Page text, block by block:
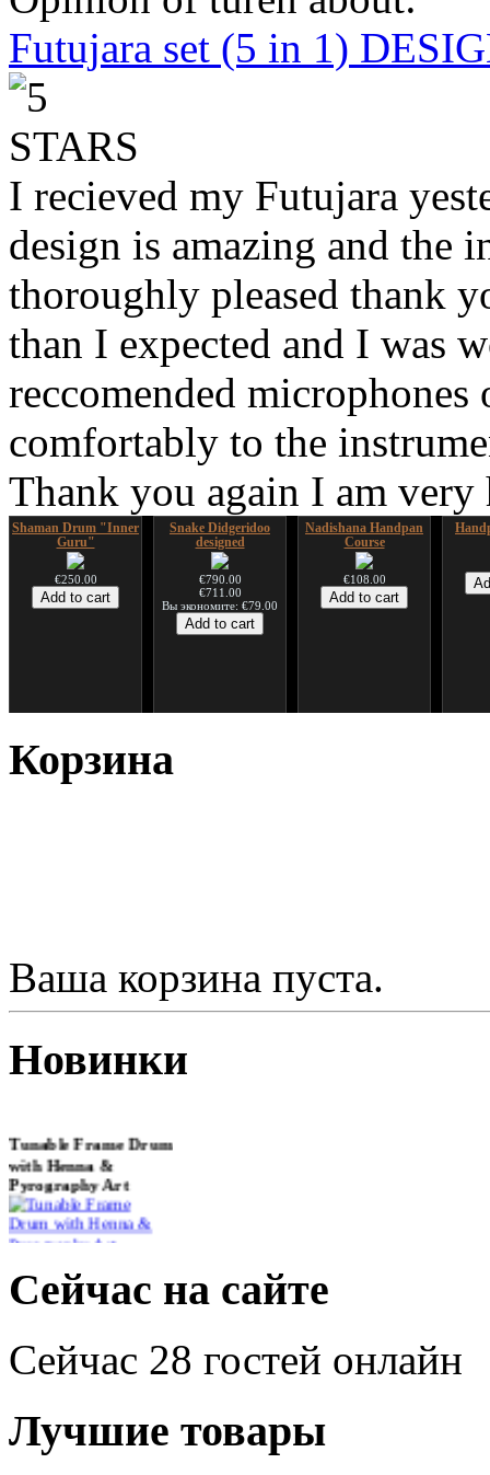
Futujara set (5 in 1)
I recieved my Futujara
design is amazing and the
thoroughly pleased thank
than I expected and I was
reccomended
comfortably to the
Thank you again I am
Shaman Drum "Inner
Guru"
€250.00
Snake Didgeridoo
designed
€790.00
€711.00
Вы экономите: €79.00
Nadishana Handpan
Course
€108.00
€75.00
Корзина
Ваша корзина пуста.
Новинки
Tunable Frame Drum
with Henna &
Pyrography Art
Shaman Drum
"Inner Guru"
Сейчас на сайте
Сейчас 28 гостей онлайн
Лучшие товары